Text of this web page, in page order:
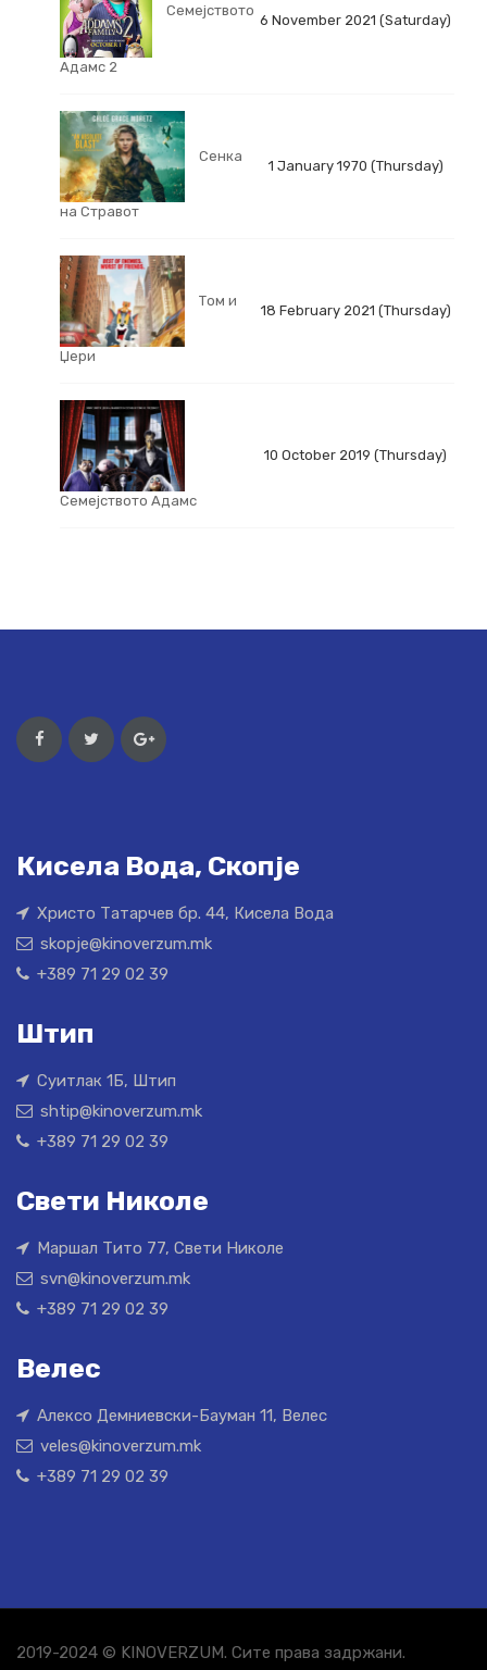
Семејството
Адамс 2
6 November 2021 (Saturday)
Сенка
на Стравот
1 January 1970 (Thursday)
Том и
Џери
18 February 2021 (Thursday)
Семејството Адамс
10 October 2019 (Thursday)
Кисела Вода, Скопје
Христо Татарчев бр. 44, Кисела Вода
skopje@kinoverzum.mk
+389 71 29 02 39
Штип
Суитлак 1Б, Штип
shtip@kinoverzum.mk
+389 71 29 02 39
Свети Николе
Маршал Тито 77, Свети Николе
svn@kinoverzum.mk
+389 71 29 02 39
Велес
Алексо Демниевски-Бауман 11, Велес
veles@kinoverzum.mk
+389 71 29 02 39
2019-2024 © KINOVERZUM. Сите права задржани.